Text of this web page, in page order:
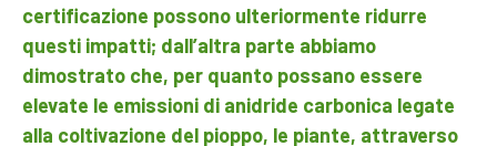
certificazione possono ulteriormente ridurre
questi impatti; dall’altra parte abbiamo
dimostrato che, per quanto possano essere
elevate le emissioni di anidride carbonica legate
alla coltivazione del pioppo, le piante, attraverso